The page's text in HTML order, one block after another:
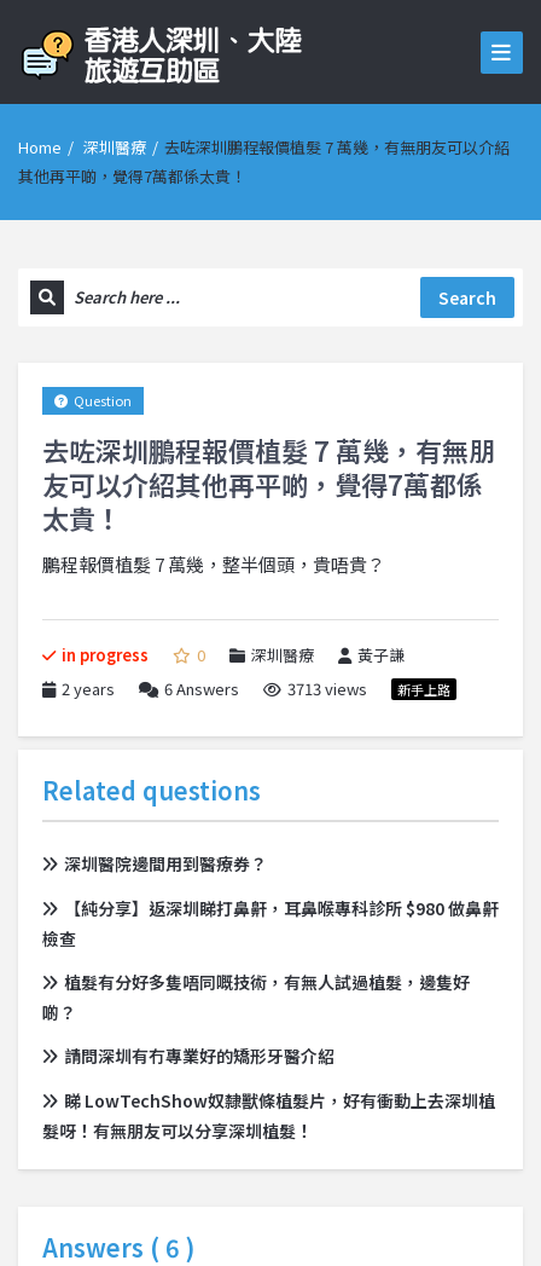
Home / 深圳醫療 / 去咗深圳鵬程報價植髮 7 萬幾，有無朋友可以介紹
其他再平啲，覺得7萬都係太貴！
Search
去咗深圳鵬程報價植髮 7 萬幾，有無朋
友可以介紹其他再平啲，覺得7萬都係
太貴！
Question
鵬程報價植髮 7 萬幾，整半個頭，貴唔貴？
in progress 0 深圳醫療
黃子謙
2 years
6Answers 3713 views 新手上路
Related questions
深圳醫院邊間用到醫療券？
【純分享】返深圳睇打鼻鼾，耳鼻喉專科診所 $980 做鼻鼾
檢查
植髮有分好多隻唔同嘅技術，有無人試過植髮，邊隻好
啲？
請問深圳有冇專業好的矯形牙醫介紹
睇 LowTechShow奴隸獸條植髮片，好有衝動上去深圳植
髮呀！有無朋友可以分享深圳植髮！
Answers ( 6 )